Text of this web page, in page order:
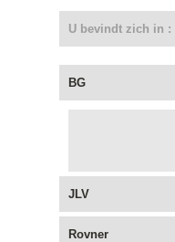
U bevindt zich in :
BG
JLV
Rovner